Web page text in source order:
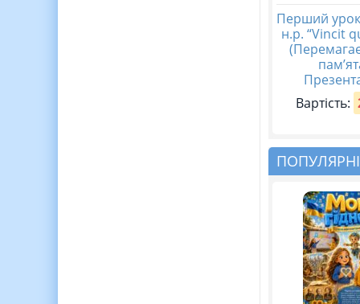
Перший
н.р. “Vincit
Вартість: